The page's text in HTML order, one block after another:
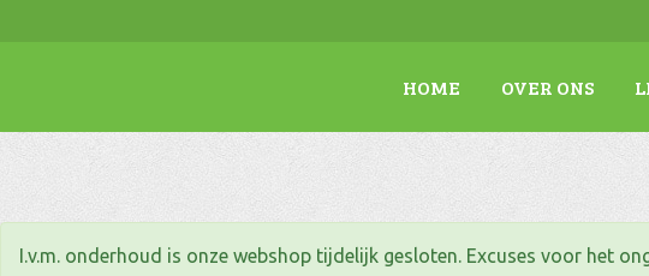
HOME OVER ONS
I.v.m. onderhoud is onze webshop tijdelijk gesloten. Excuses voor het